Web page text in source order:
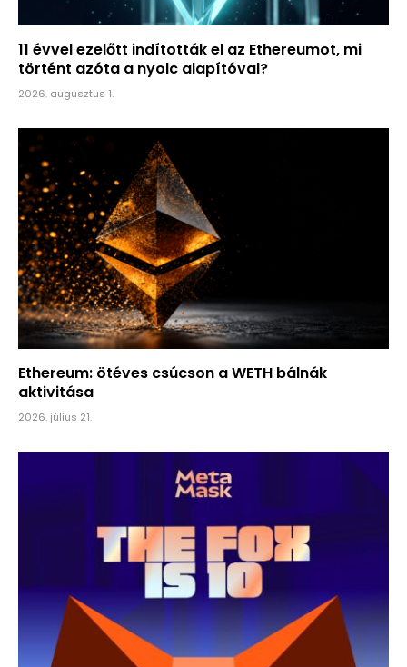
11 évvel ezelőtt indították el az Ethereumot, mi
történt azóta a nyolc alapítóval?
2026. augusztus 1.
Ethereum: ötéves csúcson a WETH bálnák
aktivitása
2026. július 21.